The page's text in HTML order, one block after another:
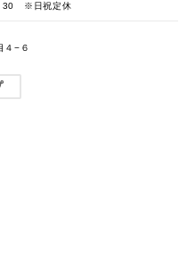
30 ※日祝定休
４−６